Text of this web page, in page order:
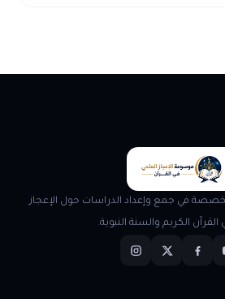
في جمع وإعداد الدراسات حول الإعجاز
الكريم والسنة النبوية.